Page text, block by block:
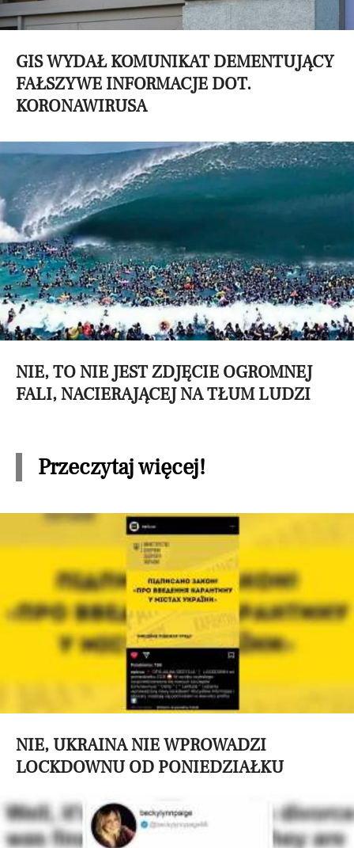
GIS WYDAŁ KOMUNIKAT DEMENTUJĄCY
FAŁSZYWE INFORMACJE DOT.
KORONAWIRUSA
NIE, TO NIE JEST ZDJĘCIE OGROMNEJ
FALI, NACIERAJĄCEJ NA TŁUM LUDZI
Przeczytaj więcej!
NIE, UKRAINA NIE WPROWADZI
LOCKDOWNU OD PONIEDZIAŁKU